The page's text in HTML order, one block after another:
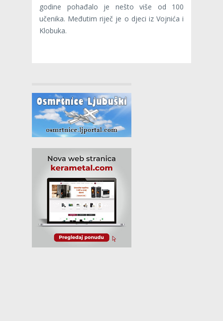
godine pohađalo je nešto više od 100
učenika. Međutim riječ je o djeci iz Vojnića i
Klobuka.